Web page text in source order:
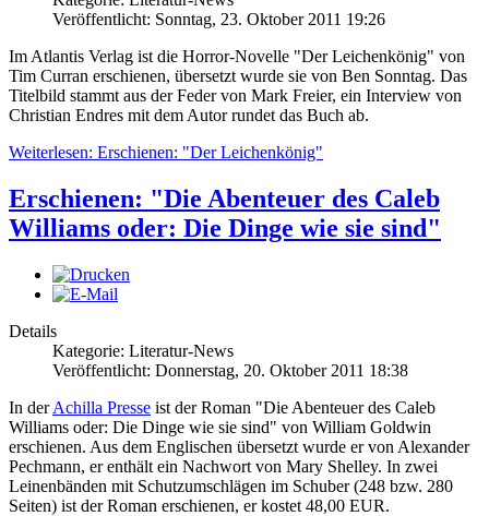
Veröffentlicht: Sonntag, 23. Oktober 2011 19:26
Im Atlantis Verlag ist die Horror-Novelle "Der Leichenkönig" von
Tim Curran erschienen, übersetzt wurde sie von Ben Sonntag. Das
Titelbild stammt aus der Feder von Mark Freier, ein Interview von
Christian Endres mit dem Autor rundet das Buch ab.
Weiterlesen: Erschienen: "Der Leichenkönig"
Erschienen: "Die Abenteuer des Caleb
Williams oder: Die Dinge wie sie sind"
Details
Kategorie: Literatur-News
Veröffentlicht: Donnerstag, 20. Oktober 2011 18:38
In derAchilla Presse ist der Roman "Die Abenteuer des Caleb
Williams oder: Die Dinge wie sie sind" von William Goldwin
erschienen. Aus dem Englischen übersetzt wurde er von Alexander
Pechmann, er enthält ein Nachwort von Mary Shelley. In zwei
Leinenbänden mit Schutzumschlägen im Schuber (248 bzw. 280
Seiten) ist der Roman erschienen, er kostet 48,00 EUR.